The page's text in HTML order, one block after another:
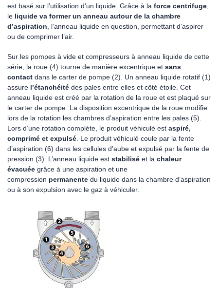
est basé sur l’utilisation d’un liquide. Grâce à la force centrifuge
le liquide va former un anneau autour de la chambre
d’aspiration , l’anneau liquide en question, permettant d’aspirer
ou de comprimer l’air.
Sur les pompes à vide et compresseurs à anneau liquide de cette
série, la roue (4) tourne de manière excentrique et sans
contact dans le carter de pompe (2). Un anneau liquide rotatif (1)
assure l’étanchéité des pales entre elles et côté étoile. Cet
anneau liquide est créé par la rotation de la roue et est plaqué sur
le carter de pompe. La disposition excentrique de la roue modifie
lors de la rotation les chambres d’aspiration entre les pales (5).
Lors d’une rotation complète, le produit véhiculé est aspiré,
comprimé et expulsé . Le produit véhiculé coule par la fente
d’aspiration (6) dans les cellules d’aube et expulsé par la fente de
pression (3). L’anneau liquide est stabilisé et la chaleur
évacuée grâce à une aspiration et une
compression permanente du liquide dans la chambre d’aspiration
ou à son expulsion avec le gaz à véhiculer.